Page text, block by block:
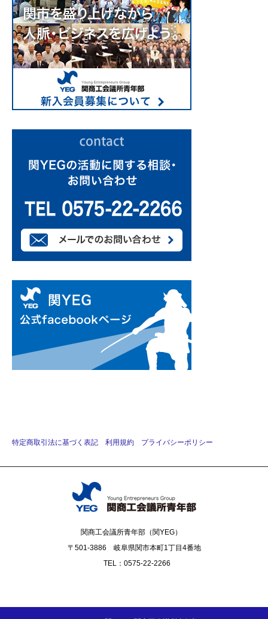
特定商取引法に基づく表記 利用規約 プライバシーポリシー
関商工会議所青年部（関YEG）
〒501-3886 岐阜県関市本町1丁目4番地
TEL：0575-22-2266